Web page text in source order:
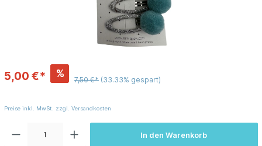
5,00 €* %
7,50 €* (33.33% gespart)
Preise inkl. MwSt. zzgl. Versandkosten
In den Warenkorb